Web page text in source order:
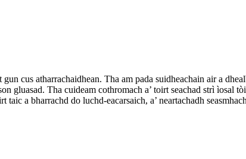
cus atharrachaidhean. Tha am pada suidheachain air a
gluasad. Tha cuideam cothromach a’ toirt seachad strì ìosal
a bharrachd do luchd-eacarsaich, a’ neartachadh